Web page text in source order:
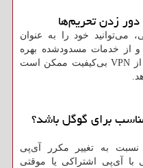
دور زدن تحریم‌ها
می‌توانید خود را به عنوان
و از خدمات مسدودشده بهره
VPNبی‌کیفیت ممکن است
برای گوگل باشد؟
به تغییر مکرر آی‌پی
آی‌پی اشتراکی یا موقتی